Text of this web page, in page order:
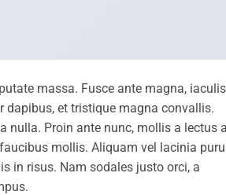
massa. Fusce ante magna,
dapibus, et tristique magna convallis.
nulla. Proin ante nunc, mollis a lectus
mollis. Aliquam vel lacinia
in risus. Nam sodales justo orci, a